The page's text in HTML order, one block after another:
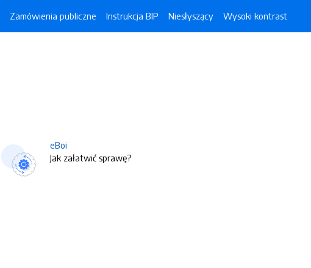
Zamówienia publiczne Instrukcja BIP Niesłyszący Wysoki kontrast
eBoi
Jak załatwić sprawę?